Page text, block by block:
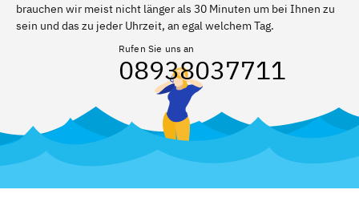
brauchen wir meist nicht länger als 30 Minuten um bei Ihnen zu
sein und das zu jeder Uhrzeit, an egal welchem Tag.
Rufen Sie uns an
08938037711